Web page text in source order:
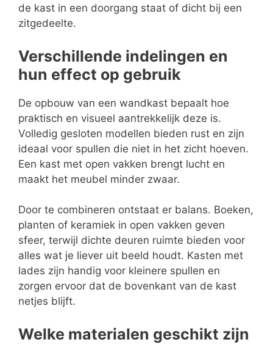
de kast in een doorgang staat of dicht bij een
zitgedeelte.
Verschillende indelingen en
hun effect op gebruik
De opbouw van een wandkast bepaalt hoe
praktisch en visueel aantrekkelijk deze is.
Volledig gesloten modellen bieden rust en zijn
ideaal voor spullen die niet in het zicht hoeven.
Een kast met open vakken brengt lucht en
maakt het meubel minder zwaar.
Door te combineren ontstaat er balans. Boeken,
planten of keramiek in open vakken geven
sfeer, terwijl dichte deuren ruimte bieden voor
alles wat je liever uit beeld houdt. Kasten met
lades zijn handig voor kleinere spullen en
zorgen ervoor dat de bovenkant van de kast
netjes blijft.
Welke materialen geschikt zijn